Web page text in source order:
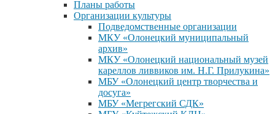
Планы работы
Организации культуры
Подведомственные организации
МКУ «Олонецкий муниципальный
архив»
МКУ «Олонецкий национальный музей
кареллов ливвиков им. Н.Г. Прилукина»
МБУ «Олонецкий центр творчества и
досуга»
МБУ «Мегрегский СДК»